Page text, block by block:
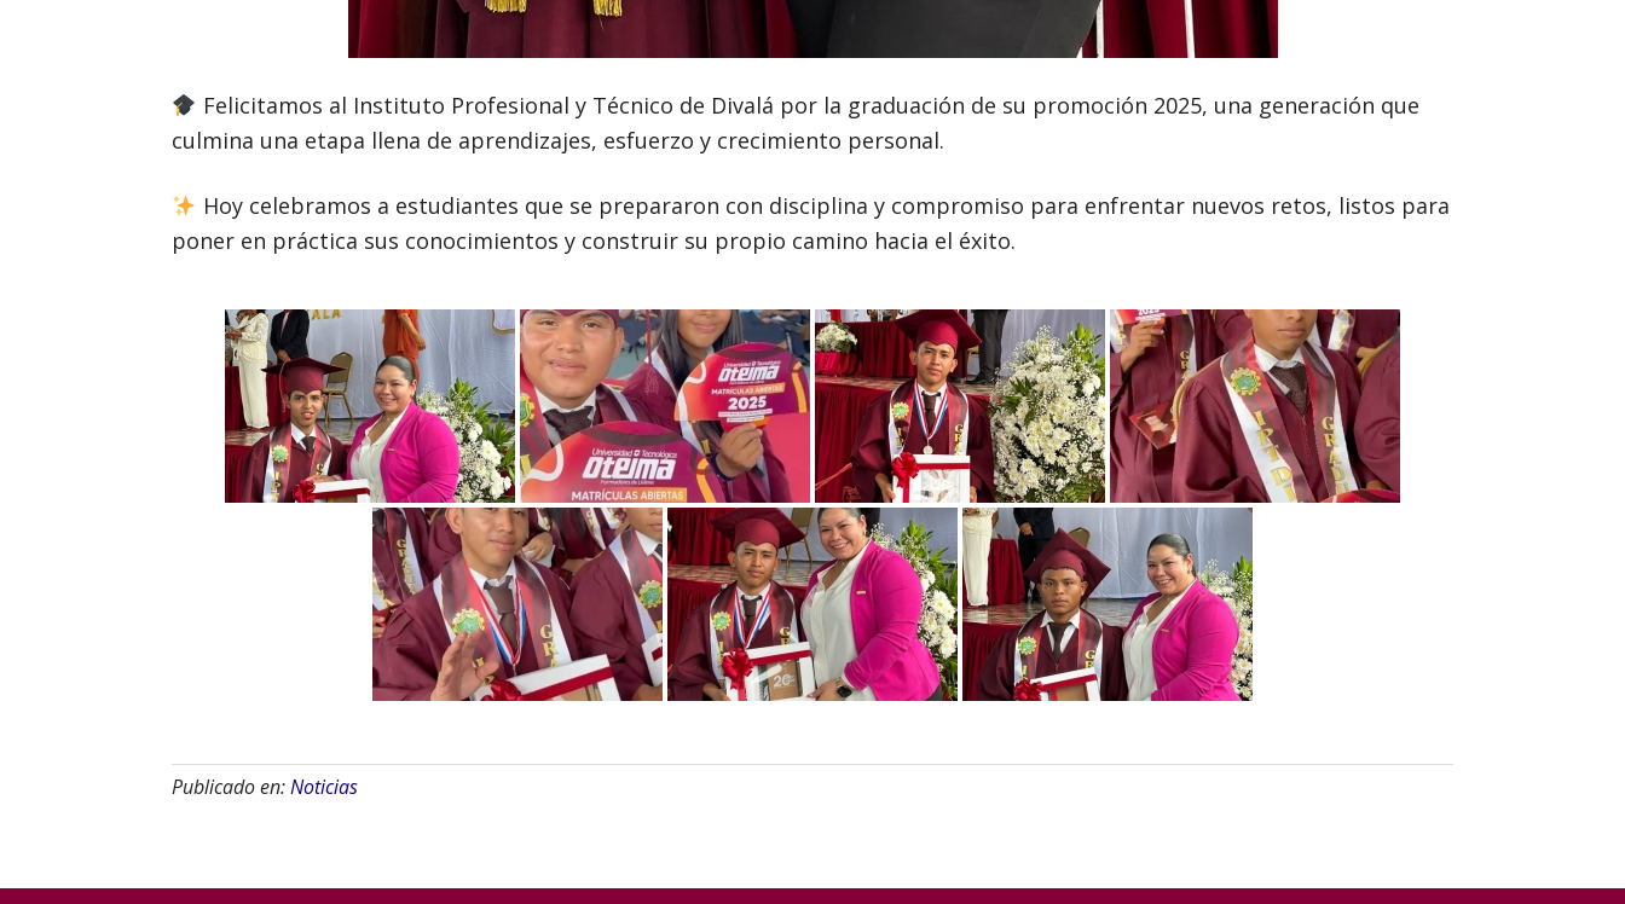
Felicitamos al Instituto Profesional y Técnico de Divalá por la graduación de su promoción 2025, una generación que
culmina una etapa llena de aprendizajes, esfuerzo y crecimiento personal.
Hoy celebramos a estudiantes que se prepararon con disciplina y compromiso para enfrentar nuevos retos, listos para
poner en práctica sus conocimientos y construir su propio camino hacia el éxito.
Publicado en:Noticias